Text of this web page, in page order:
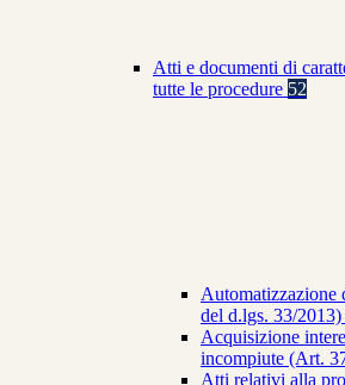
Atti e documenti di
tutte le procedure 52
Automatizzazione
del d.lgs. 33/2013)
Acquisizione
incompiute (Art.
Atti relativi alla